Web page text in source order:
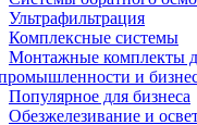
Ультрафильтрация
Комплексные системы
Монтажные комплекты
и
Популярное для бизнеса
Обезжелезивание и